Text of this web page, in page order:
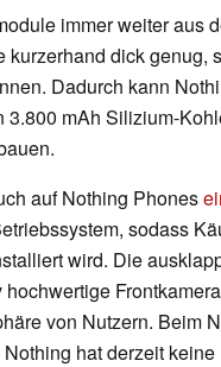
immer weiter aus
dick genug,
Dadurch kann
mAh Silizium-
auf Nothing Phones
sodass
wird. Die
von Nutzern. Beim
hat derzeit